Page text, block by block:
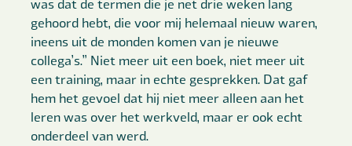
gehoord hebt, die voor mij helemaal nieuw waren,
ineens uit de monden komen van je nieuwe
collega’s.” Niet meer uit een boek, niet meer uit
een training, maar in echte gesprekken. Dat gaf
hem het gevoel dat hij niet meer alleen aan het
leren was over het werkveld, maar er ook echt
onderdeel van werd.